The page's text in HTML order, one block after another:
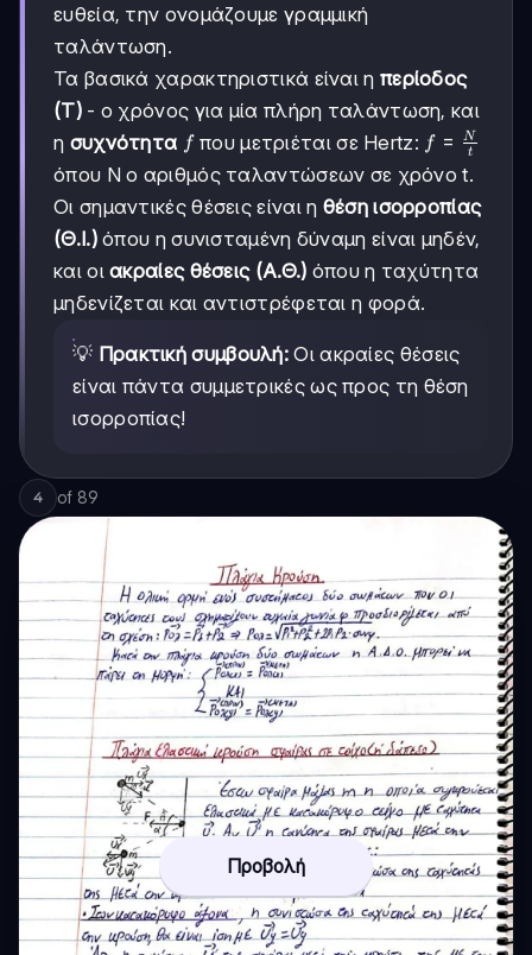
ευθεία, την ονομάζουμε γραμμική
ταλάντωση.
Τα βασικά χαρακτηριστικά είναι η περίοδος
(T)- ο χρόνος για μία πλήρη ταλάντωση, και
η συχνότητα ffπου μετριέται σε Hertz: f =
\frac{N}
{t}
f = t
N
όπου N ο αριθμός ταλαντώσεων σε χρόνο t.
Οι σημαντικές θέσεις είναι η θέση ισορροπίας
(Θ.Ι.)όπου η συνισταμένη δύναμη είναι μηδέν,
και οιακραίες θέσεις (Α.Θ.) όπου η ταχύτητα
μηδενίζεται και αντιστρέφεται η φορά.
💡 Πρακτική συμβουλή: Οι ακραίες θέσεις
είναι πάντα συμμετρικές ως προς τη θέση
ισορροπίας!
4 of 89
Προβολή